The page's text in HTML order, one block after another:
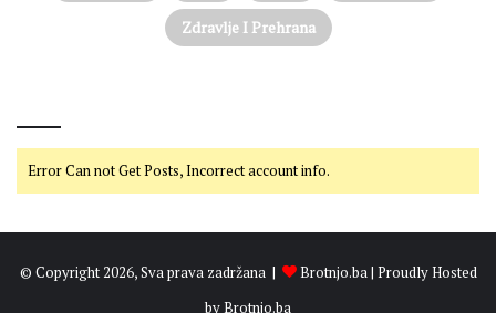
Zdravlje I Prehrana
Error Can not Get Posts, Incorrect account info.
© Copyright 2026, Sva prava zadržana | Brotnjo.ba| Proudly Hosted
byBrotnjo.ba